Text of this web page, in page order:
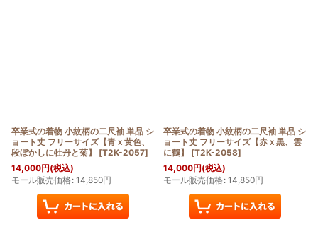
卒業式の着物 小紋柄の二尺袖 単品 シ
ョート丈 フリーサイズ【青ｘ黄色、
段ぼかしに牡丹と菊】
[T2K-2057]
14,000円(税込)
モール販売価格: 14,850円
卒業式の着物 小紋柄の二尺袖 単品 シ
ョート丈 フリーサイズ【赤ｘ黒、雲
に鶴】
[T2K-2058]
14,000円(税込)
モール販売価格: 14,850円